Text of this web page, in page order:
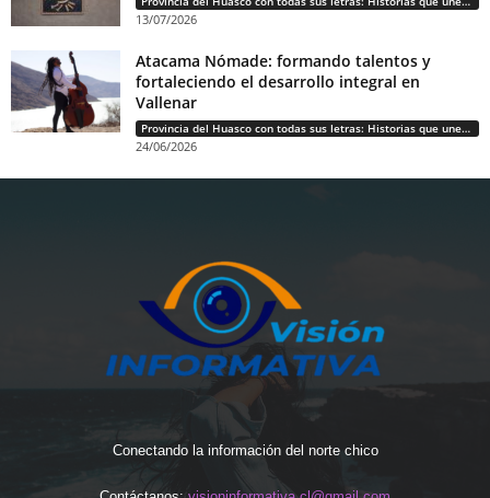
13/07/2026
Atacama Nómade: formando talentos y
fortaleciendo el desarrollo integral en
Vallenar
Provincia del Huasco con todas sus letras: Historias que unen cultura, diversidad e identidad
24/06/2026
Conectando la información del norte chico